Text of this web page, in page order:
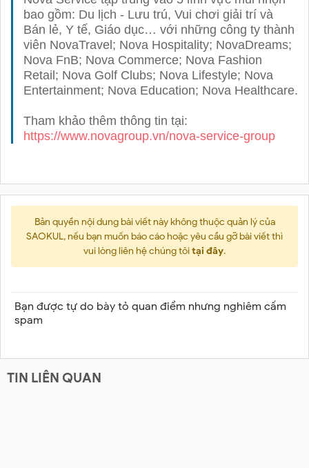
bao gồm: Du lịch - Lưu trú, Vui chơi giải trí và
Bán lẻ, Y tế, Giáo dục… với những công ty thành
viên NovaTravel; Nova Hospitality; NovaDreams;
Nova FnB; Nova Commerce; Nova Fashion
Retail; Nova Golf Clubs; Nova Lifestyle; Nova
Entertainment; Nova Education; Nova Healthcare.
Tham khảo thêm thông tin tại:
https://www.novagroup.vn/nova-service-group
Bản quyền nội dung bài viết này không thuộc quản lý của
SAOKUL, nếu bạn muốn báo cáo hoặc yêu cầu gỡ bài viết thì
vui lòng liên hệ chúng tôitại đây.
Bạn được tự do bày tỏ quan điểm nhưng nghiêm cấm
spam
TIN LIÊN QUAN